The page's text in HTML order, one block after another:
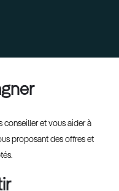
conseiller et vous aider à
proposant des offres et